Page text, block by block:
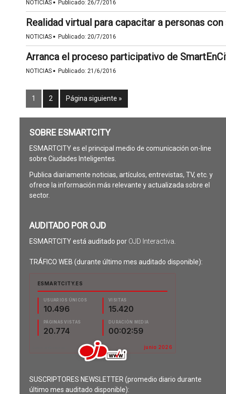
NOTICIAS Publicado: 26/7/2016
Realidad virtual para capacitar a personas
NOTICIAS · Publicado: 20/7/2016
Arranca el proceso participativo de
NOTICIAS · Publicado: 21/6/2016
1 2 Página siguiente »
SOBRE ESMARTCITY
ESMARTCITY es el principal medio de comunicación on-line
sobre Ciudades Inteligentes.
Publica diariamente noticias, artículos, entrevistas, TV, etc. y
ofrece la información más relevante y actualizada sobre el
sector.
AUDITADO POR OJD
ESMARTCITY está auditado por OJD Interactiva
TRÁFICO WEB (durante último mes auditado disponible):
SUSCRIPTORES NEWSLETTER (promedio diario durante
último mes auditado disponible):